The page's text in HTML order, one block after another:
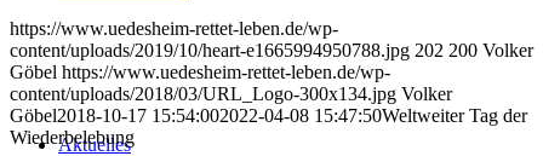
Aktuelles
https://www.uedesheim-rettet-leben.de/wp-
content/uploads/2019/10/heart-e1665994950788.jpg 202 200 Volker
Göbel https://www.uedesheim-rettet-leben.de/wp-
content/uploads/2018/03/URL_Logo-300x134.jpg Volker
Göbel2018-10-17 15:54:002022-04-08 15:47:50Weltweiter Tag der
Wiederbelebung